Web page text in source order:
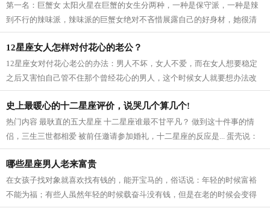
第一名：巨蟹女 太阳火星在巨蟹的女生分两种，一种是保守派，一种是辣
到不行的辣味派，辣味派的巨蟹女绝对不吝惜展露自己的好身材，她很清
楚让男人看到却吃不到的杀伤力有多强...
12星座女人怎样对付花心的老公？
12星座女对付花心老公的办法：男人不坏，女人不爱，而在女人想要稳定
之后又害怕自己管不住那个曾经花心的男人，这个时候女人就要想办法改
造你面前的这个浪子，而要如何改造浪...
史上最暖心的十二星座评价，说哭几个算几个!
热门内容 最耿直的五大星座 十二星座谁最不甘平凡？ 做到这十件事的情
侣，三生三世都相爱 被前任邀请参加婚礼，十二星座的反应是... 蛋壳说：
如果有下辈子，我一定还做处女座 蛋...
哪些星座男人老来富贵
在女孩子找对象就喜欢找有钱的，能开宝马的，俗话说：年轻的时候富裕
不能为福；有些人虽然年轻的时候载奋斗没有钱，但是在老的时候会变得
富裕，下面就和大家分享哪些星座是越...